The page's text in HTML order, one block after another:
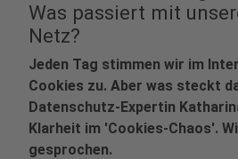
Was passiert mit
Netz?
Jeden Tag stimmen wir im
Cookies zu. Aber was steckt
Datenschutz-Expertin
Klarheit im 'Cookies-Chaos'.
gesprochen.